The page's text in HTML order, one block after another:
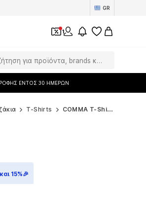
GR
1
ΕΝΤΌΣ 30 ΗΜΕΡΏΝ
T-Shirts COMMA T-Shirts
15%🎉